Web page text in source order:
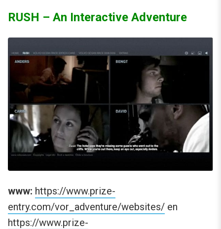
RUSH – An Interactive Adventure
www: https://www.prize-
entry.com/vor_adventure/websites/ en
https://www.prize-